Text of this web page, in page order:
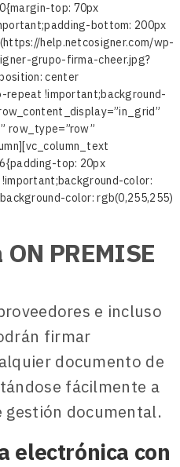
top: 70px
bottom: 200px
help.netcosigner.com/wp-
grupo-firma-cheer.jpg?
center
repeat !important;background-
row_type=”row”
top: 20px
color:
color: rgb(0,255,255)
PREMISE
e incluso
firmar
documento de
fácilmente a
gestión documental.
electrónica con